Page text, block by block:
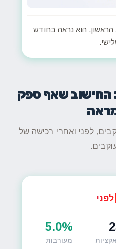
הוא נראה בחודש
החישוב שאף ספק
לדוגמה עם 500 עוקבים, לפני ואחרי רכישה של
לפני
5.0%
מעורבות